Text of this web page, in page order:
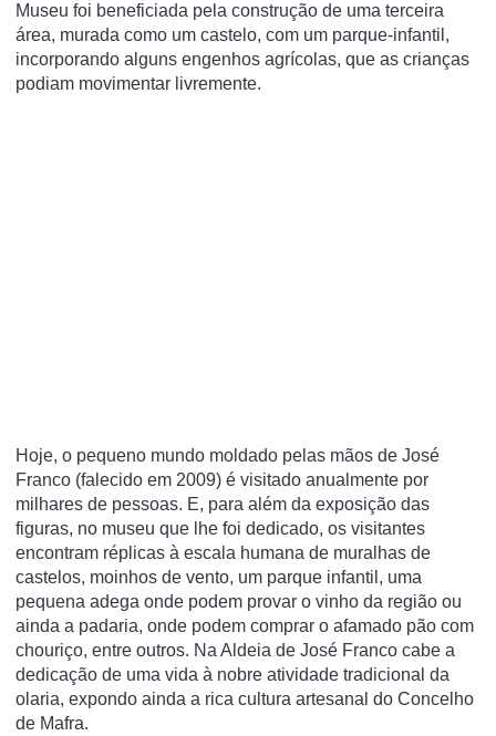
Museu foi beneficiada pela construção de uma terceira
área, murada como um castelo, com um parque-infantil,
incorporando alguns engenhos agrícolas, que as crianças
podiam movimentar livremente.
Hoje, o pequeno mundo moldado pelas mãos de José
Franco (falecido em 2009) é visitado anualmente por
milhares de pessoas. E, para além da exposição das
figuras, no museu que lhe foi dedicado, os visitantes
encontram réplicas à escala humana de muralhas de
castelos, moinhos de vento, um parque infantil, uma
pequena adega onde podem provar o vinho da região ou
ainda a padaria, onde podem comprar o afamado pão com
chouriço, entre outros. Na Aldeia de José Franco cabe a
dedicação de uma vida à nobre atividade tradicional da
olaria, expondo ainda a rica cultura artesanal do Concelho
de Mafra.